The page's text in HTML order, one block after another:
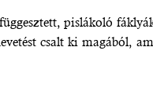
pislákoló
csalt ki magából,